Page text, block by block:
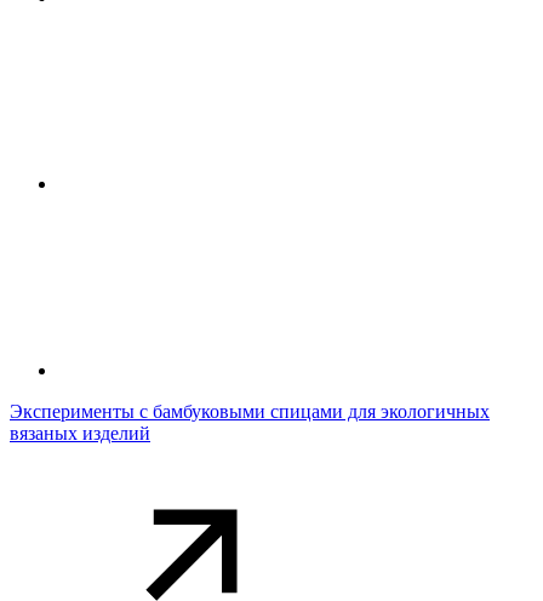
Эксперименты с бамбуковыми спицами для экологичных
вязаных изделий